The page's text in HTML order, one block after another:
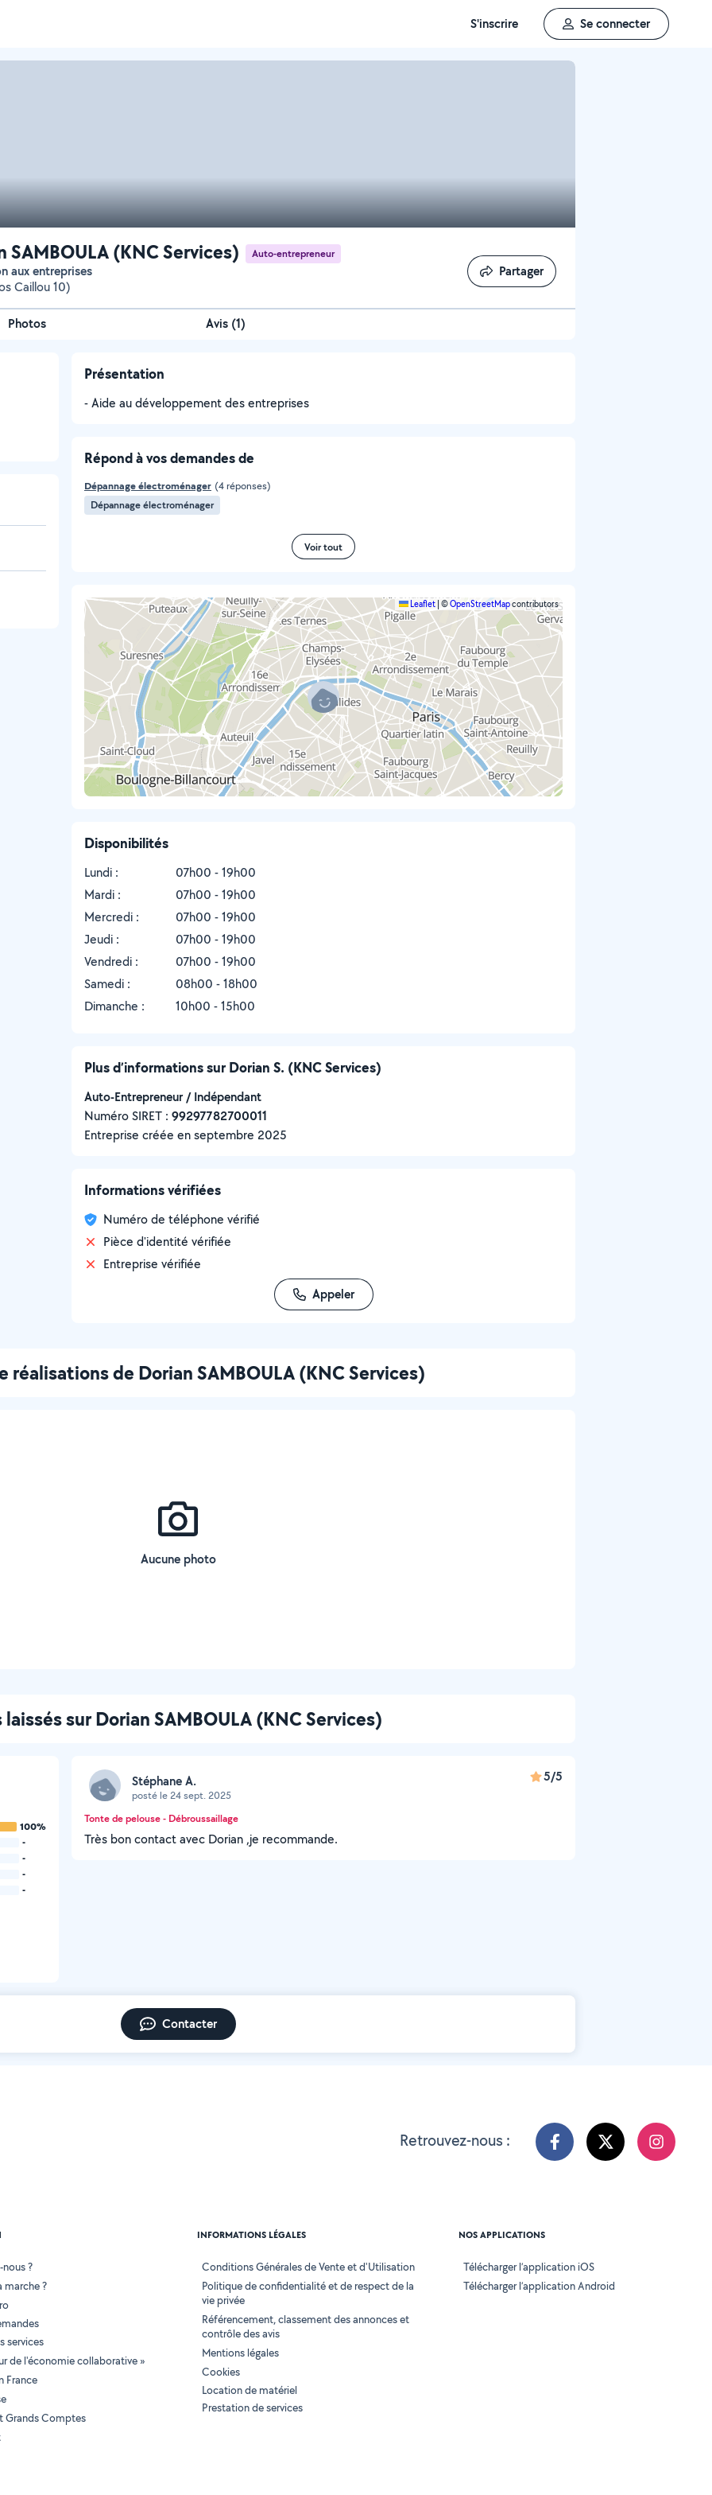
S'inscrire Se connecter
SAMBOULA (KNC Services) Auto-entrepreneur
aux entreprises
Caillou 10)
Partager
Partager
Photos Avis (1)
Présentation
- Aide au développement des entreprises
Répond à vos demandes de
Dépannage électroménager (4 réponses)
Dépannage électroménager
Voir tout
Leaflet ©OpenStreetMapcontributors
Disponibilités
Lundi :
07h00 - 19h00
Mardi :
07h00 - 19h00
Mercredi :
07h00 - 19h00
Jeudi :
07h00 - 19h00
Vendredi :
07h00 - 19h00
Samedi :
08h00 - 18h00
Dimanche :
10h00 - 15h00
Plus d’informations sur Dorian S. (KNC Services)
Auto-Entrepreneur / Indépendant
Numéro SIRET : ‍99297782700011
Entreprise créée enseptembre 2025
Informations vérifiées
Numéro de téléphone vérifié
Pièce d'identité vérifiée
Entreprise vérifiée
Appeler
réalisations de Dorian SAMBOULA (KNC Services)
Aucune photo
laissés sur Dorian SAMBOULA (KNC Services)
100%
-
-
-
-
Stéphane A.
posté le 24 sept. 2025
5/5
Tonte de pelouse - Débroussaillage
Très bon contact avec Dorian ,je recommande.
Contacter
Retrouvez-nous :
?
?
services
de l'économie collaborative »
France
Grands Comptes
INFORMATIONS LÉGALES
Conditions Générales de Vente et d'Utilisation
Politique de confidentialité et de respect de la
vie privée
Référencement, classement des annonces et
contrôle des avis
Mentions légales
Cookies
Location de matériel
Prestation de services
NOS APPLICATIONS
Télécharger l’application iOS
Télécharger l’application Android